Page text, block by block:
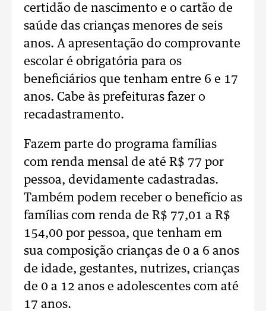
certidão de nascimento e o cartão de
saúde das crianças menores de seis
anos. A apresentação do comprovante
escolar é obrigatória para os
beneficiários que tenham entre 6 e 17
anos. Cabe às prefeituras fazer o
recadastramento.
Fazem parte do programa famílias
com renda mensal de até R$ 77 por
pessoa, devidamente cadastradas.
Também podem receber o benefício as
famílias com renda de R$ 77,01 a R$
154,00 por pessoa, que tenham em
sua composição crianças de 0 a 6 anos
de idade, gestantes, nutrizes, crianças
de 0 a 12 anos e adolescentes com até
17 anos.